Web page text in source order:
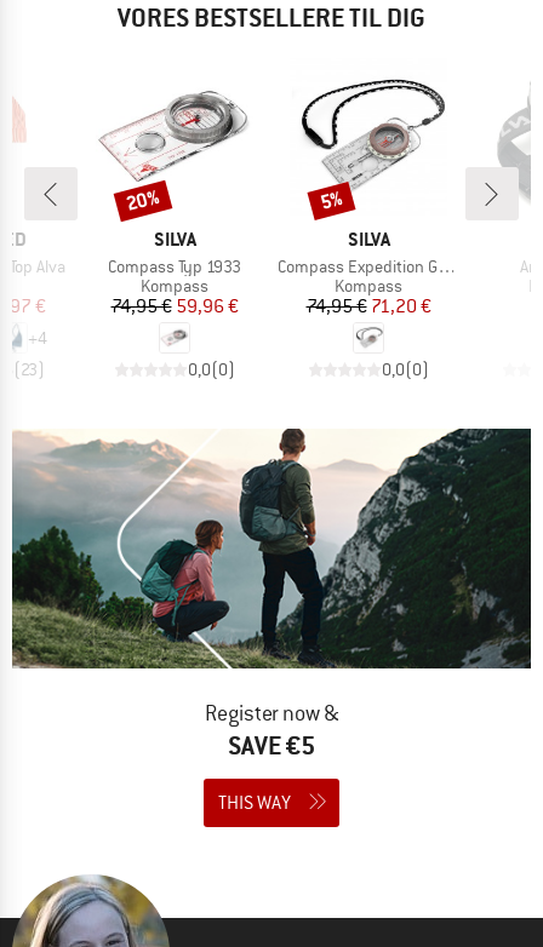
VORES BESTSELLERE TIL DIG
Alva
pris
€
+4
(23)
MÆRKE
SILVA
Artikel
Compass Typ 1933
Produktgruppe
Kompass
Pris
74,95 € Nedsat pris
59,96 €
0,0(0)
Rabat
20%
MÆRKE
SILVA
Artikel
Compass Expedition Global
Produktgruppe
Kompass
Pris
74,95 €Nedsat pris
71,20 €
0,0(0)
Rabat
5%
Register now &
SAVE €5
THIS WAY